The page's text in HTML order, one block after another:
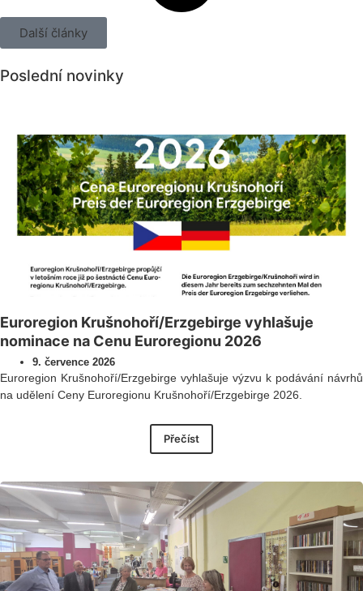
Další články
Poslední novinky
Euroregion Krušnohoří/Erzgebirge vyhlašuje
nominace na Cenu Euroregionu 2026
9. července 2026
Euroregion Krušnohoří/Erzgebirge vyhlašuje výzvu k podávání návrhů
na udělení Ceny Euroregionu Krušnohoří/Erzgebirge 2026.
Přečíst